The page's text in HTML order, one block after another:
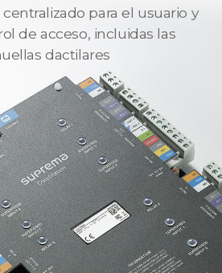
para el usuario y
de acceso, incluidas las
dactilares